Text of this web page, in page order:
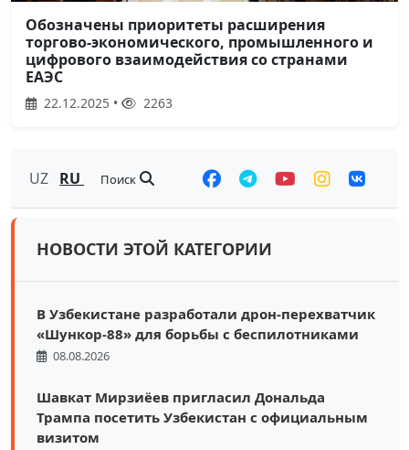
Обозначены приоритеты расширения
торгово-экономического, промышленного и
цифрового взаимодействия со странами
ЕАЭС
22.12.2025 • 2263
UZ RU Поиск
НОВОСТИ ЭТОЙ КАТЕГОРИИ
В Узбекистане разработали дрон-перехватчик
«Шункор-88» для борьбы с беспилотниками
08.08.2026
Шавкат Мирзиёев пригласил Дональда
Трампа посетить Узбекистан с официальным
визитом